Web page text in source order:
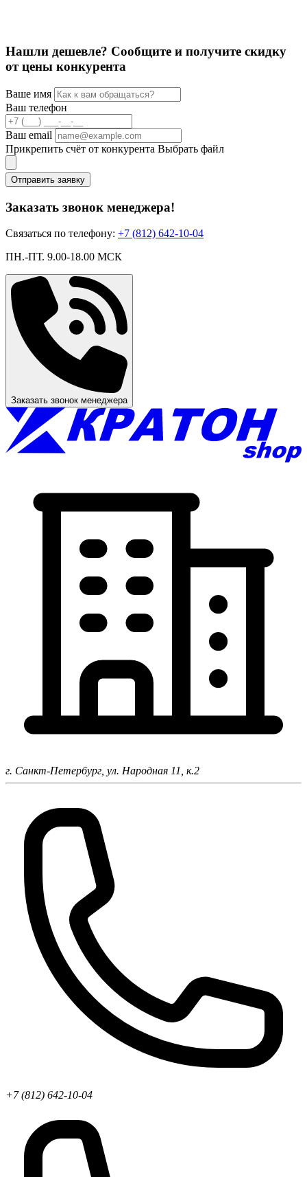
Нашли дешевле? Сообщите и получите скидку
от цены конкурента
Ваше имя
Ваш телефон
Ваш email
Прикрепить счёт от конкурента Выбрать файл
Отправить заявку
Заказать звонок менеджера!
Связаться по телефону: +7 (812) 642-10-04
ПН.-ПТ. 9.00-18.00 МСК
Заказать звонок менеджера
г. Санкт-Петербург, ул. Народная 11, к.2
+7 (812) 642-10-04